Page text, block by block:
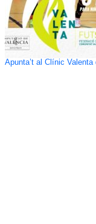
Apunta’t al Clínic Valenta